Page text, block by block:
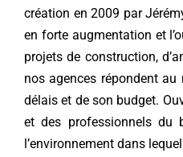
création en 2009 par
en forte augmentation et
projets de construction,
nos agences répondent
délais et de son budget.
et des professionnels du
l’environnement dans